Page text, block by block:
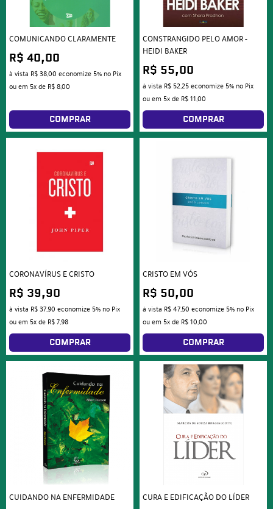
COMUNICANDO CLARAMENTE
R$ 40,00
à vista R$ 38,00 economize 5% no Pix
ou em 5xde R$ 8,00
COMPRAR
CONSTRANGIDO PELO AMOR -
HEIDI BAKER
R$ 55,00
à vista R$ 52,25economize 5% no Pix
ou em 5xde R$ 11,00
COMPRAR
CORONAVÍRUS E CRISTO
R$ 39,90
à vista R$ 37,90 economize 5% no Pix
ou em 5xde R$ 7,98
COMPRAR
CRISTO EM VÓS
R$ 50,00
à vista R$ 47,50 economize 5% no Pix
ou em 5xde R$ 10,00
COMPRAR
CUIDANDO NA ENFERMIDADE CURA E EDIFICAÇÃO DO LÍDER